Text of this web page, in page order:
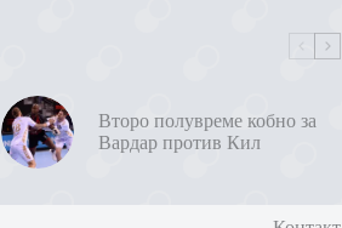
Второ полувреме кобно за
Вардар против Кил